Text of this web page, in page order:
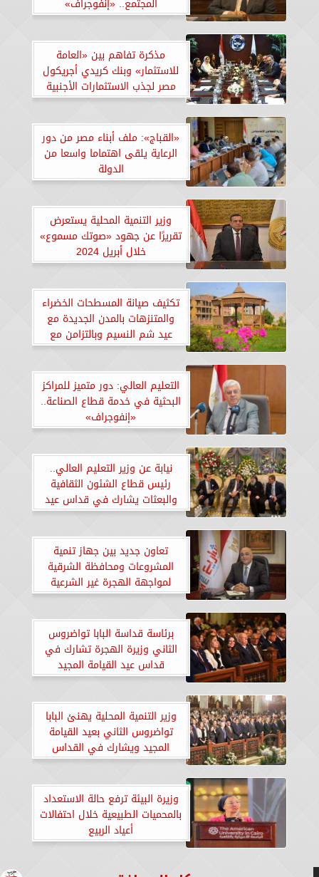
المجتمع.. «إنفوجراف»
مذكرة تفاهم بين «العامة
للاستثمار» وبنك كريدي أجريكول
مصر لجذب الاستثمارات الأجنبية
المباشرة
«القباج»: ملف أبناء مصر من دور
الرعاية يلقى اهتماما واسعا من
الدولة
وزير التنمية المحلية يستعرض
تقريرًا عن جهود «صوتك مسموع»
خلال أبريل 2024
تكثيف صيانة المسطحات الخضراء
والمتنزهات بالمدن الجديدة مع
عيد شم النسيم وبالتزامن مع
فصل الربيع
التعليم العالي: دور متميز للمراكز
البحثية في خدمة قطاع الصناعة..
«إنفوجراف»
نيابة عن وزير التعليم العالي..
رئيس قطاع الشئون الثقافية
والبعثات يشارك في قداس عيد
القيامة بالكويت
تعاون جديد بين جهاز تنمية
المشروعات ومحافظة الشرقية
لمواجهة الهجرة غير الشرعية
برئاسة قداسة البابا تواضروس
الثاني وزيرة الهجرة تشارك في
قداس عيد القيامة المجيد
بالكاتدرائية المرقسية
وزير التنمية المحلية يهنئ البابا
تواضروس الثاني بعيد القيامة
المجيد ويشارك في القداس
بالكاتدرائية المرقسية بالعباسية
وزيرة البيئة ترفع حالة الاستعداد
بالمحميات الطبيعية خلال احتفالات
أعياد الربيع